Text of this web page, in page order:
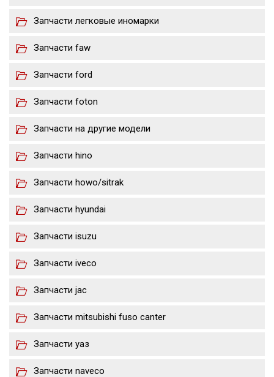
Запчасти легковые иномарки
Запчасти faw
Запчасти ford
Запчасти foton
Запчасти на другие модели
Запчасти hino
Запчасти howo/sitrak
Запчасти hyundai
Запчасти isuzu
Запчасти iveco
Запчасти jac
Запчасти mitsubishi fuso canter
Запчасти уаз
Запчасти naveco